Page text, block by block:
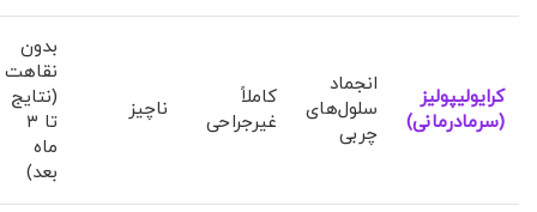
کرایولیپولیز
(سرمادرمانی)
انجماد
سلول‌های
چربی
کاملاً
غیرجراحی
ناچیز
بدون
نقاهت
(نتایج
تا ۳
ماه
بعد)